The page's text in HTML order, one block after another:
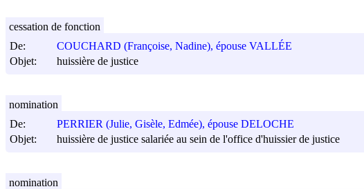
De:
COUCHARD (Françoise, Nadine), épouse VALLÉE
Objet:
huissière de justice
cessation de fonction
De:
PERRIER (Julie, Gisèle, Edmée), épouse DELOCHE
Objet:
huissière de justice salariée au sein de l'office d'huissier de justice
nomination
nomination